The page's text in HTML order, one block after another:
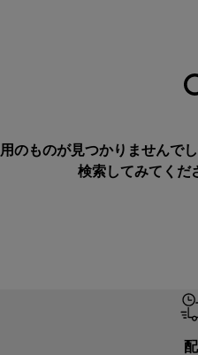
用のものが見つかりませんで
検索してみてくだ